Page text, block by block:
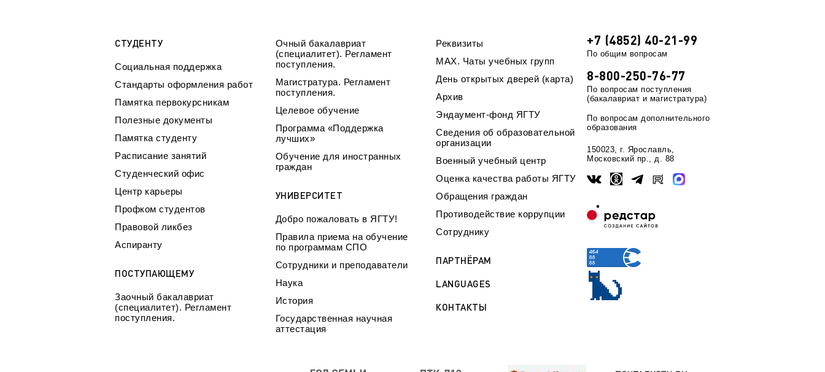
СТУДЕНТУ
Социальная поддержка
Стандарты оформления работ
Памятка первокурсникам
Полезные документы
Памятка студенту
Расписание занятий
Студенческий офис
Центр карьеры
Профком студентов
Правовой ликбез
Аспиранту
ПОСТУПАЮЩЕМУ
Заочный бакалавриат
(специалитет). Регламент
поступления.
Очный бакалавриат
(специалитет). Регламент
поступления.
Магистратура. Регламент
поступления.
Целевое обучение
Программа «Поддержка
лучших»
Обучение для иностранных
граждан
УНИВЕРСИТЕТ
Добро пожаловать в ЯГТУ!
Правила приема на обучение
по программам СПО
Сотрудники и преподаватели
Наука
История
Государственная научная
аттестация
Реквизиты
МАХ. Чаты учебных групп
День открытых дверей (карта)
Архив
Эндаумент-фонд ЯГТУ
Сведения об образовательной
организации
Военный учебный центр
Оценка качества работы ЯГТУ
Обращения граждан
Противодействие коррупции
Сотруднику
ПАРТНЁРАМ
LANGUAGES
КОНТАКТЫ
+7 (4852) 40-21-99
По общим вопросам
8-800-250-76-77
По вопросам поступления
(бакалавриат и магистратура)
По вопросам дополнительного
образования
150023, г. Ярославль,
Московский пр., д. 88